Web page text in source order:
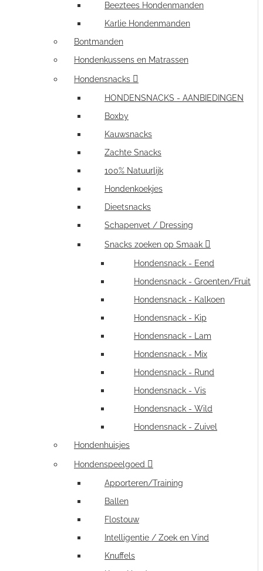
Beeztees Hondenmanden
Karlie Hondenmanden
Bontmanden
Hondenkussens en Matrassen
Hondensnacks
HONDENSNACKS - AANBIEDINGEN
Boxby
Kauwsnacks
Zachte Snacks
100% Natuurlijk
Hondenkoekjes
Dieetsnacks
Schapenvet / Dressing
Snacks zoeken op Smaak
Hondensnack - Eend
Hondensnack - Groenten/Fruit
Hondensnack - Kalkoen
Hondensnack - Kip
Hondensnack - Lam
Hondensnack - Mix
Hondensnack - Rund
Hondensnack - Vis
Hondensnack - Wild
Hondensnack - Zuivel
Hondenhuisjes
Hondenspeelgoed
Apporteren/Training
Ballen
Flostouw
Intelligentie / Zoek en Vind
Knuffels